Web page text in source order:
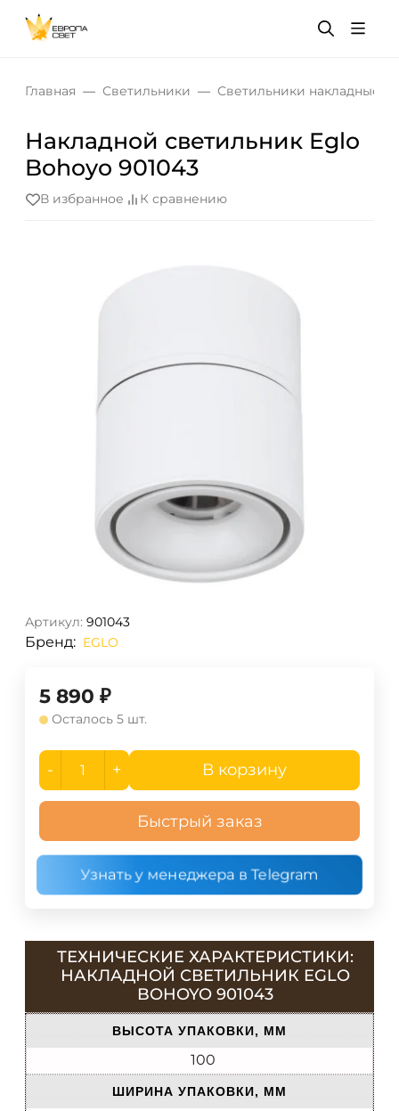
Главная Светильники Светильники накладные
Накладной светильник Eglo
Bohoyo 901043
В избранное К сравнению
Артикул: 901043
Бренд: EGLO
5 890 ₽
Осталось 5 шт.
- + В корзину
Быстрый заказ
Узнать у менеджера в Telegram
ТЕХНИЧЕСКИЕ ХАРАКТЕРИСТИКИ:
НАКЛАДНОЙ СВЕТИЛЬНИК EGLO
BOHOYO 901043
ВЫСОТА УПАКОВКИ, ММ
100
ШИРИНА УПАКОВКИ, ММ